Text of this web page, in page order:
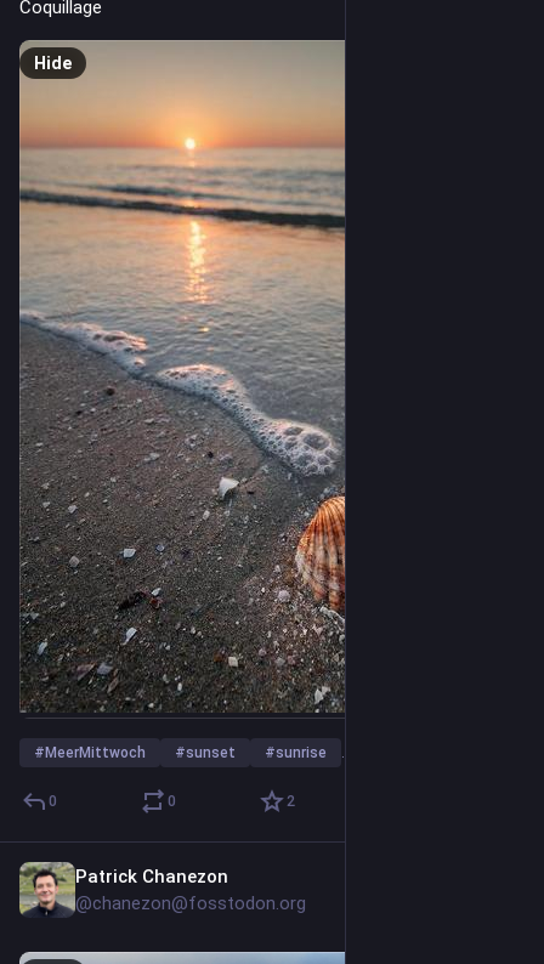
Coquillage
Hide
# MeerMittwoch #sunset #sunrise …and 6 more
0 0 2
Patrick Chanezon
@chanezon@fosstodon.org